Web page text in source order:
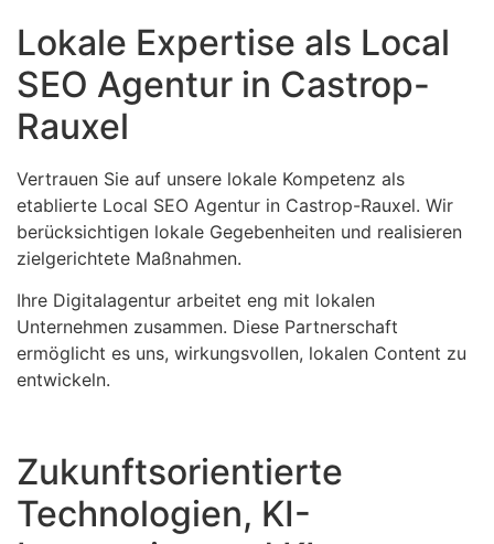
Lokale Expertise als Local
SEO Agentur in Castrop-
Rauxel
Vertrauen Sie auf unsere lokale Kompetenz als
etablierte Local SEO Agentur in Castrop-Rauxel. Wir
berücksichtigen lokale Gegebenheiten und realisieren
zielgerichtete Maßnahmen.
Ihre Digitalagentur arbeitet eng mit lokalen
Unternehmen zusammen. Diese Partnerschaft
ermöglicht es uns, wirkungsvollen, lokalen Content zu
entwickeln.
Zukunftsorientierte
Technologien, KI-